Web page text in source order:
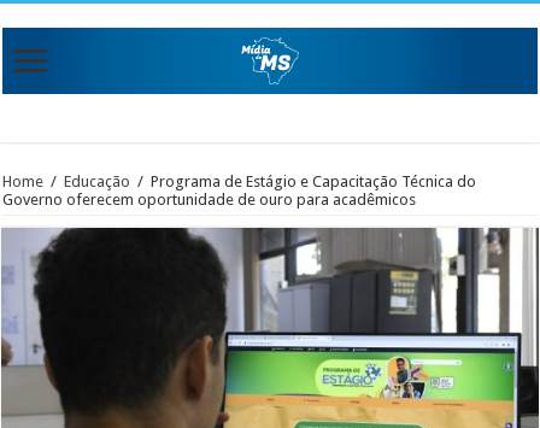
Home / Educação / Programa de Estágio e Capacitação Técnica do
Governo oferecem oportunidade de ouro para acadêmicos